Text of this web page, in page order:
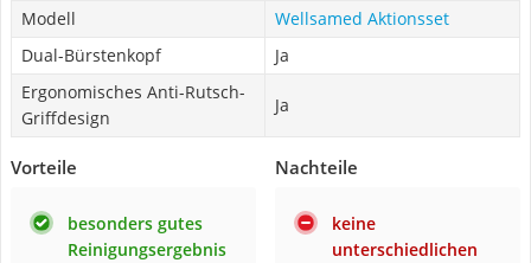
Modell
Wellsamed Aktionsset
Dual-Bürstenkopf
Ja
Ergonomisches Anti-Rutsch-
Griffdesign
Ja
Vorteile
besonders gutes
Reinigungsergebnis
Nachteile
keine
unterschiedlichen